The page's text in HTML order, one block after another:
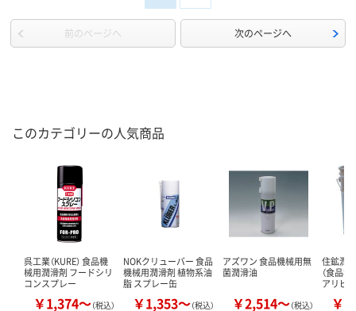
前のページへ 次のページへ
このカテゴリーの人気商品
呉工業（KURE） 食品機
械用潤滑剤 フードシリ
コンスプレー
￥1,374～（税込）
NOKクリューバー 食品
機械用潤滑剤 植物系油
脂 スプレー缶
￥1,353～（税込）
アズワン 食品機械用無
菌潤滑油
￥2,514～（税込）
住鉱潤
（食品機
アリビ
￥